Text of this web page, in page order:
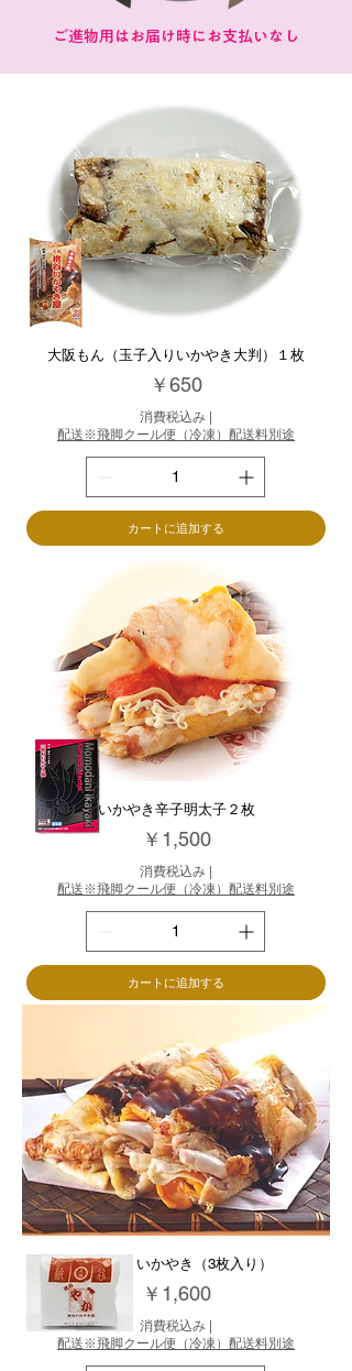
ご進物用はお届け時にお支払いなし
大阪もん（玉子入りいかやき大判）１枚
価格
￥650
消費税込み
配送※飛脚クール便（冷凍）配送料別途
カートに追加する
いかやき辛子明太子２枚
価格
￥1,500
消費税込み
配送※飛脚クール便（冷凍）配送料別途
カートに追加する
玉子入りいかやき（3枚入り）
価格
￥1,600
消費税込み
配送※飛脚クール便（冷凍）配送料別途